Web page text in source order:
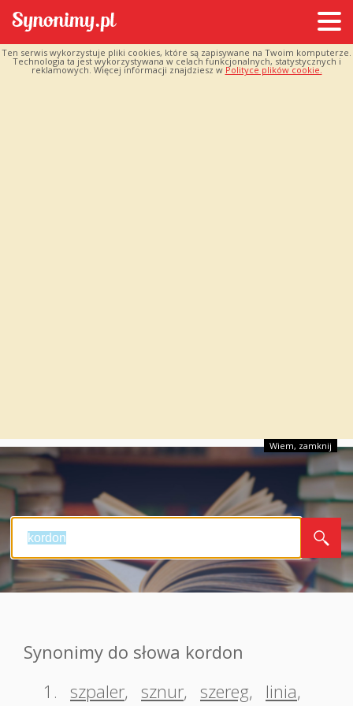
Ten serwis wykorzystuje pliki cookies, które są zapisywane na Twoim komputerze.
Technologia ta jest wykorzystywana w celach funkcjonalnych, statystycznych i
reklamowych. Więcej informacji znajdziesz w Polityce plików cookie.
Wiem, zamknij
Synonimy do słowa kordon
1.
szpaler, sznur, szereg, linia,